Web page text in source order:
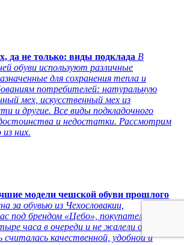
да не только: виды подклада В
обуви используют различные
для сохранения тепла и
потребителей: натуральную
мех, искусственный мех из
и другие. Все виды подкладочного
и недостатки. Рассмотрим
них.
модели чешской обуви прошлого
за обувью из Чехословакии,
под брендом «Цебо», покупатели
часа в очереди и не жалели об этом,
считалась качественной, удобной и